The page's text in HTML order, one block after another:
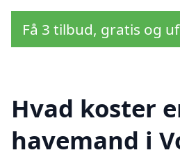
Få 3 tilbud, gratis og
Hvad koster
havemand i